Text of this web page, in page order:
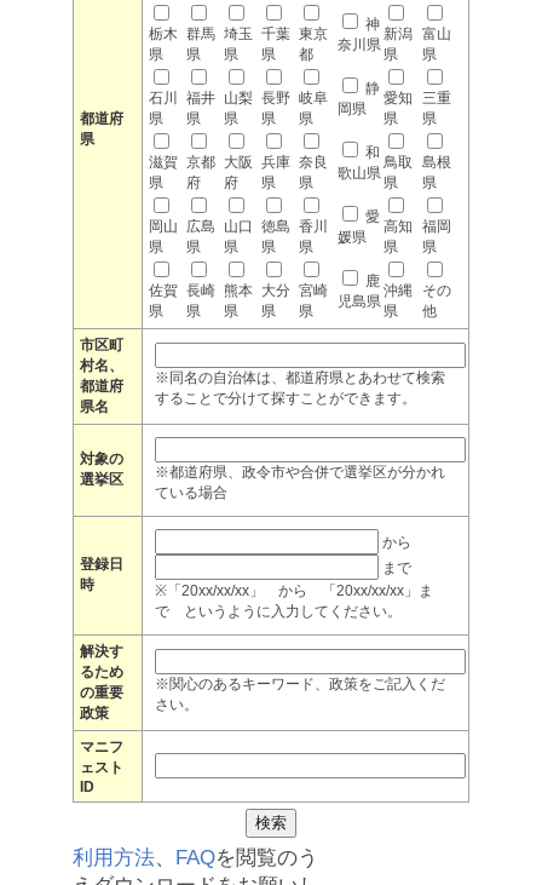
都道府
県
栃木
県
群馬
県
埼玉
県
千葉
県
東京
都
神
奈川県
新潟
県
富山
県
石川
県
福井
県
山梨
県
長野
県
岐阜
県
静
岡県
愛知
県
三重
県
滋賀
県
京都
府
大阪
府
兵庫
県
奈良
県
和
歌山県
鳥取
県
島根
県
岡山
県
広島
県
山口
県
徳島
県
香川
県
愛
媛県
高知
県
福岡
県
佐賀
県
長崎
県
熊本
県
大分
県
宮崎
県
鹿
児島県
沖縄
県
その
他
市区町
村名、
都道府
県名
※同名の自治体は、都道府県とあわせて検索
することで分けて探すことができます。
対象の
選挙区
※都道府県、政令市や合併で選挙区が分かれ
ている場合
登録日
時
から
まで
※「20xx/xx/xx」 から 「20xx/xx/xx」ま
で というように入力してください。
解決す
るため
の重要
政策
※関心のあるキーワード、政策をご記入くだ
さい。
マニフ
ェスト
ID
利用方法、 FAQを閲覧のう